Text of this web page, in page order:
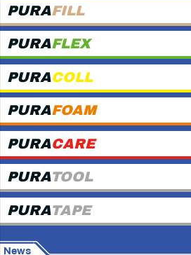
PURAFILL
PURAFLEX
PURACOLL
PURAFOAM
PURACARE
PURATOOL
PURATAPE
News